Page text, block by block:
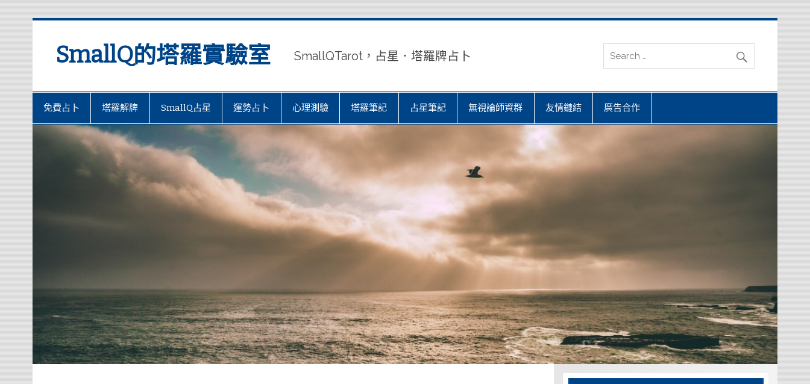
SmallQ的塔羅實驗室 SmallQTarot，占星．塔羅牌占卜
免費占卜 塔羅解牌 SmallQ占星 運勢占卜 心理測驗 塔羅筆記 占星筆記 無視論師資群 友情鏈結 廣告合作